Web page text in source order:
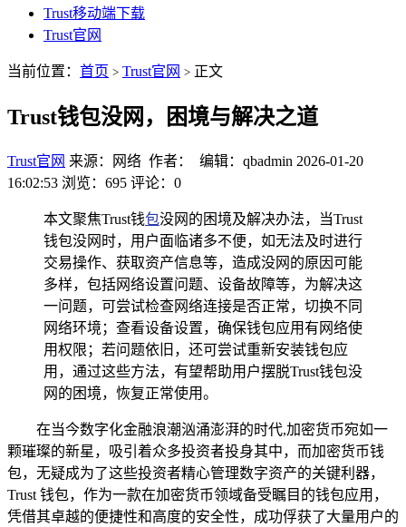
Trust移动端下载
Trust官网
当前位置： 首页 > Trust官网 > 正文
Trust钱包没网，困境与解决之道
Trust官网 来源：网络 作者： 编辑：qbadmin 2026-01-20
16:02:53 浏览：695 评论：0
本文聚焦Trust钱包没网的困境及解决办法，当Trust
钱包没网时，用户面临诸多不便，如无法及时进行
交易操作、获取资产信息等，造成没网的原因可能
多样，包括网络设置问题、设备故障等，为解决这
一问题，可尝试检查网络连接是否正常，切换不同
网络环境；查看设备设置，确保钱包应用有网络使
用权限；若问题依旧，还可尝试重新安装钱包应
用，通过这些方法，有望帮助用户摆脱Trust钱包没
网的困境，恢复正常使用。
在当今数字化金融浪潮汹涌澎湃的时代,加密货币宛如一
颗璀璨的新星，吸引着众多投资者投身其中，而加密货币钱
包，无疑成为了这些投资者精心管理数字资产的关键利器，
Trust 钱包，作为一款在加密货币领域备受瞩目的钱包应用，
凭借其卓越的便捷性和高度的安全性，成功俘获了大量用户的